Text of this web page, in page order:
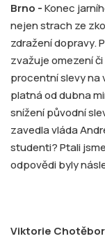
Brno -Konec
nejen strach ze
zdražení dopravy.
zvažuje omezení
procentní slevy na
platná od dubna
snížení původní
zavedla vláda
studenti? Ptali
odpovědi byly
Viktorie